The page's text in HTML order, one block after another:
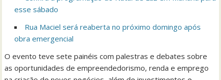
esse sábado
Rua Maciel será reaberta no próximo domingo após
obra emergencial
O evento teve sete painéis com palestras e debates sobre
as oportunidades de empreendedorismo, renda e emprego